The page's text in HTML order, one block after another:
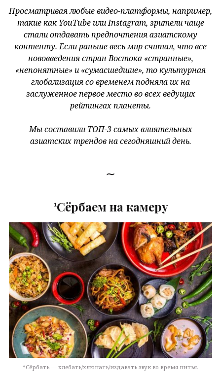
Просматривая любые видео-платформы, например,
такие как YouTube или Instagram, зрители чаще
стали отдавать предпочтения азиатскому
контенту. Если раньше весь мир считал, что все
нововведения стран Востока «странные»,
«непонятные» и «сумасшедшие», то культурная
глобализация со временем подняла их на
заслуженное первое место во всех ведущих
рейтингах планеты.
Мы составили ТОП-3 самых влиятельных
азиатских трендов на сегодняшний день.
∼
¹Сёрбаем на камеру
*Сёрбать — хлебать/хлюпать/издавать звук во время питья.